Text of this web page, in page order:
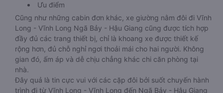
Ưu điểm
Cũng như những cabin đơn khác, xe giường nằm đôi đi Vĩnh
Long - Vĩnh Long Ngã Bảy - Hậu Giang cũng được tích hợp
đầy đủ các trang thiết bị, chỉ là khoang xe được thiết kế
rộng hơn, đủ chỗ nghỉ ngơi thoải mái cho hai người. Không
gian đó, ấm áp và dễ chịu chẳng khác chi căn phòng tại
nhà.
Đây quả là tin cực vui với các cặp đôi bởi suốt chuyến hành
trình đi từ Vĩnh Long - Vĩnh Long đến Ngã Bảy - Hậu Giang